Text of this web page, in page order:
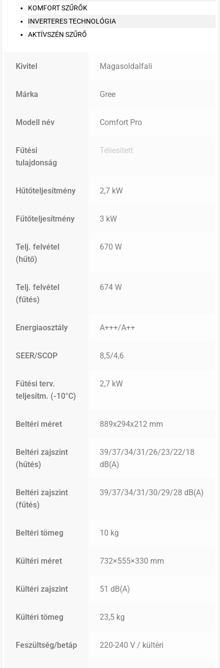
KOMFORT SZŰRŐK
INVERTERES TECHNOLÓGIA
AKTÍVSZÉN SZŰRŐ
Kivitel Magasoldalfali
Márka Gree
Modell név Comfort Pro
Fűtési
tulajdonság
Téliesített
Hűtőteljesítmény 2,7 kW
Fűtőteljesítmény 3 kW
Telj. felvétel
(hűtő)
670 W
Telj. felvétel
(fűtés)
674 W
Energiaosztály A+++/A++
SEER/SCOP 8,5/4,6
Fűtési terv.
teljesítm. (-10°C)
2,7 kW
Beltéri méret 889x294x212 mm
Beltéri zajszint
(hűtés)
39/37/34/31/26/23/22/18
dB(A)
Beltéri zajszint
(fűtés)
39/37/34/31/30/29/28 dB(A)
Beltéri tömeg 10 kg
Kültéri méret 732×555×330 mm
Kültéri zajszint 51 dB(A)
Kültéri tömeg 23,5 kg
Feszültség/betáp 220-240 V / kültéri